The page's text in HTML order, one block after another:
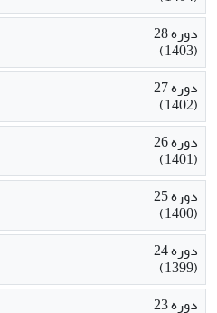
دوره 28
(1403)
دوره 27
(1402)
دوره 26
(1401)
دوره 25
(1400)
دوره 24
(1399)
دوره 23